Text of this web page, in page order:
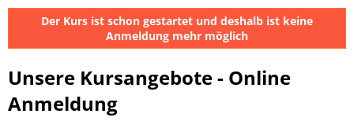
Der Kurs ist schon gestartet und deshalb ist keine
Anmeldung mehr möglich
Unsere Kursangebote - Online
Anmeldung